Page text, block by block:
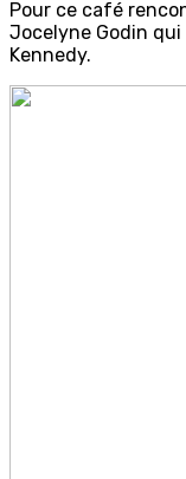
Pour ce café
Jocelyne Godin
Kennedy.